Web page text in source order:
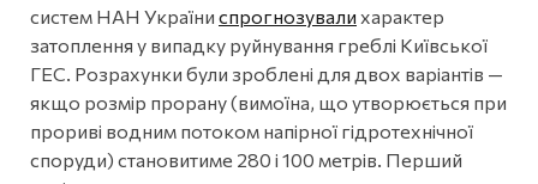
систем НАН України спрогнозували характер
затоплення у випадку руйнування греблі Київської
ГЕС. Розрахунки були зроблені для двох варіантів —
якщо розмір прорану (вимоїна, що утворюється при
прориві водним потоком напірної гідротехнічної
споруди) становитиме 280 і 100 метрів. Перший